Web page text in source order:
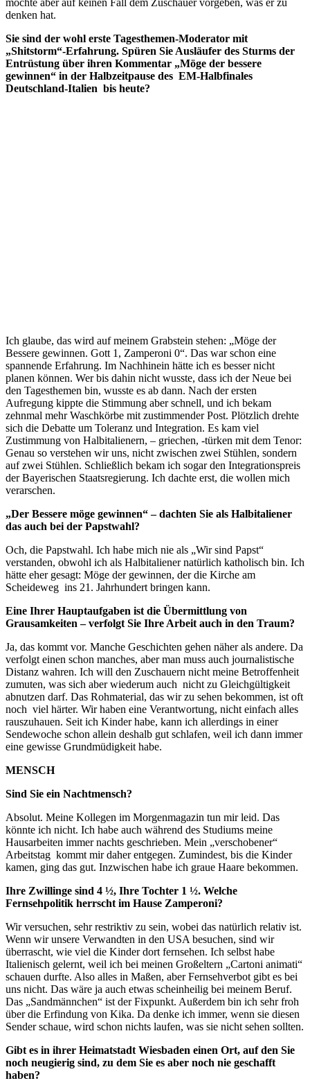
möchte aber auf keinen Fall dem Zuschauer vorgeben, was er zu
denken hat.
Sie sind der wohl erste Tagesthemen-Moderator mit
„Shitstorm“-Erfahrung. Spüren Sie Ausläufer des Sturms der
Entrüstung über ihren Kommentar „Möge der bessere
gewinnen“ in der Halbzeitpause des EM-Halbfinales
Deutschland-Italien bis heute?
Ich glaube, das wird auf meinem Grabstein stehen: „Möge der
Bessere gewinnen. Gott 1, Zamperoni 0“. Das war schon eine
spannende Erfahrung. Im Nachhinein hätte ich es besser nicht
planen können. Wer bis dahin nicht wusste, dass ich der Neue bei
den Tagesthemen bin, wusste es ab dann. Nach der ersten
Aufregung kippte die Stimmung aber schnell, und ich bekam
zehnmal mehr Waschkörbe mit zustimmender Post. Plötzlich drehte
sich die Debatte um Toleranz und Integration. Es kam viel
Zustimmung von Halbitalienern, – griechen, -türken mit dem Tenor:
Genau so verstehen wir uns, nicht zwischen zwei Stühlen, sondern
auf zwei Stühlen. Schließlich bekam ich sogar den Integrationspreis
der Bayerischen Staatsregierung. Ich dachte erst, die wollen mich
verarschen.
„Der Bessere möge gewinnen“ – dachten Sie als Halbitaliener
das auch bei der Papstwahl?
Och, die Papstwahl. Ich habe mich nie als „Wir sind Papst“
verstanden, obwohl ich als Halbitaliener natürlich katholisch bin. Ich
hätte eher gesagt: Möge der gewinnen, der die Kirche am
Scheideweg ins 21. Jahrhundert bringen kann.
Eine Ihrer Hauptaufgaben ist die Übermittlung von
Grausamkeiten – verfolgt Sie Ihre Arbeit auch in den Traum?
Ja, das kommt vor. Manche Geschichten gehen näher als andere. Da
verfolgt einen schon manches, aber man muss auch journalistische
Distanz wahren. Ich will den Zuschauern nicht meine Betroffenheit
zumuten, was sich aber wiederum auch nicht zu Gleichgültigkeit
abnutzen darf. Das Rohmaterial, das wir zu sehen bekommen, ist oft
noch viel härter. Wir haben eine Verantwortung, nicht einfach alles
rauszuhauen. Seit ich Kinder habe, kann ich allerdings in einer
Sendewoche schon allein deshalb gut schlafen, weil ich dann immer
eine gewisse Grundmüdigkeit habe.
MENSCH
Sind Sie ein Nachtmensch?
Absolut. Meine Kollegen im Morgenmagazin tun mir leid. Das
könnte ich nicht. Ich habe auch während des Studiums meine
Hausarbeiten immer nachts geschrieben. Mein „verschobener“
Arbeitstag kommt mir daher entgegen. Zumindest, bis die Kinder
kamen, ging das gut. Inzwischen habe ich graue Haare bekommen.
Ihre Zwillinge sind 4 ½, Ihre Tochter 1 ½. Welche
Fernsehpolitik herrscht im Hause Zamperoni?
Wir versuchen, sehr restriktiv zu sein, wobei das natürlich relativ ist.
Wenn wir unsere Verwandten in den USA besuchen, sind wir
überrascht, wie viel die Kinder dort fernsehen. Ich selbst habe
Italienisch gelernt, weil ich bei meinen Großeltern „Cartoni animati“
schauen durfte. Also alles in Maßen, aber Fernsehverbot gibt es bei
uns nicht. Das wäre ja auch etwas scheinheilig bei meinem Beruf.
Das „Sandmännchen“ ist der Fixpunkt. Außerdem bin ich sehr froh
über die Erfindung von Kika. Da denke ich immer, wenn sie diesen
Sender schaue, wird schon nichts laufen, was sie nicht sehen sollten.
Gibt es in ihrer Heimatstadt Wiesbaden einen Ort, auf den Sie
noch neugierig sind, zu dem Sie es aber noch nie geschafft
haben?